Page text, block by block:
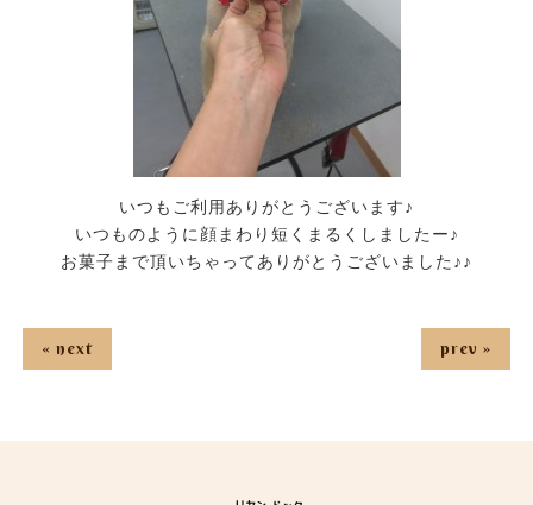
いつもご利用ありがとうございます♪
いつものように顔まわり短くまるくしましたー♪
お菓子まで頂いちゃってありがとうございました♪♪
« next prev »